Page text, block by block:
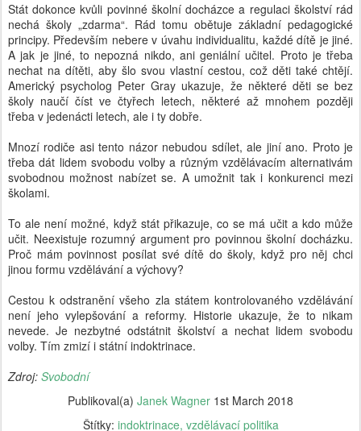
Stát dokonce kvůli povinné školní docházce a regulaci školství rád
nechá školy „zdarma“. Rád tomu obětuje základní pedagogické
principy. Především nebere v úvahu individualitu, každé dítě je jiné.
A jak je jiné, to nepozná nikdo, ani geniální učitel. Proto je třeba
nechat na dítěti, aby šlo svou vlastní cestou, což děti také chtějí.
Americký psycholog Peter Gray ukazuje, že některé děti se bez
školy naučí číst ve čtyřech letech, některé až mnohem později
třeba v jedenácti letech, ale i ty dobře.
Mnozí rodiče asi tento názor nebudou sdílet, ale jiní ano. Proto je
třeba dát lidem svobodu volby a různým vzdělávacím alternativám
svobodnou možnost nabízet se. A umožnit tak i konkurenci mezi
školami.
To ale není možné, když stát přikazuje, co se má učit a kdo může
učit. Neexistuje rozumný argument pro povinnou školní docházku.
Proč mám povinnost posílat své dítě do školy, když pro něj chci
jinou formu vzdělávání a výchovy?
Cestou k odstranění všeho zla státem kontrolovaného vzdělávání
není jeho vylepšování a reformy. Historie ukazuje, že to nikam
nevede. Je nezbytné odstátnit školství a nechat lidem svobodu
volby. Tím zmizí i státní indoktrinace.
Zdroj: Svobodní
Publikoval(a) Janek Wagner 1st March 2018
Štítky: indoktrinace vzdělávací politika